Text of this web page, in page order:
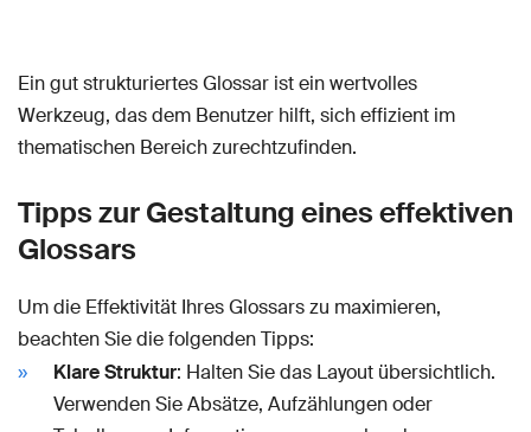
Ein gut strukturiertes Glossar ist ein wertvolles
Werkzeug, das dem Benutzer hilft, sich effizient im
thematischen Bereich zurechtzufinden.
Tipps zur Gestaltung eines effektiven
Glossars
Um die Effektivität Ihres Glossars zu maximieren,
beachten Sie die folgenden Tipps:
Klare Struktur: Halten Sie das Layout übersichtlich.
Verwenden Sie Absätze, Aufzählungen oder